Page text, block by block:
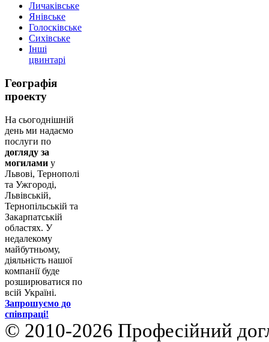
Личаківське
Янівське
Голосківське
Сихівське
Інші
цвинтарі
Географія
проекту
На сьогоднішній
день ми надаємо
послуги по
догляду за
могилами у
Львові, Тернополі
та Ужгороді,
Львівській,
Тернопільській та
Закарпатській
областях. У
недалекому
майбутньому,
діяльність нашої
компанії буде
розширюватися по
всій Україні.
Запрошуємо до
співпраці!
© 2010-2026 Професійний